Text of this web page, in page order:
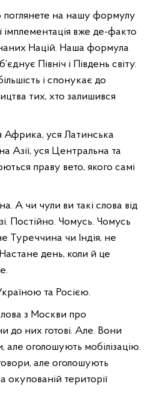
на нашу формулу
імплементація вже де-факто
Націй. Наша формула
Північ і Південь світу.
і спонукає до
тих, хто залишився
Африка, уся Латинська
Азії, уся Центральна та
праву вето, якого самі
А чи чули ви такі слова від
Постійно. Чомусь. Чомусь
Туреччина чи Індія, не
день, коли й це
та Росією.
з Москви про
до них готові. Але. Вони
оголошують мобілізацію.
але оголошують
території